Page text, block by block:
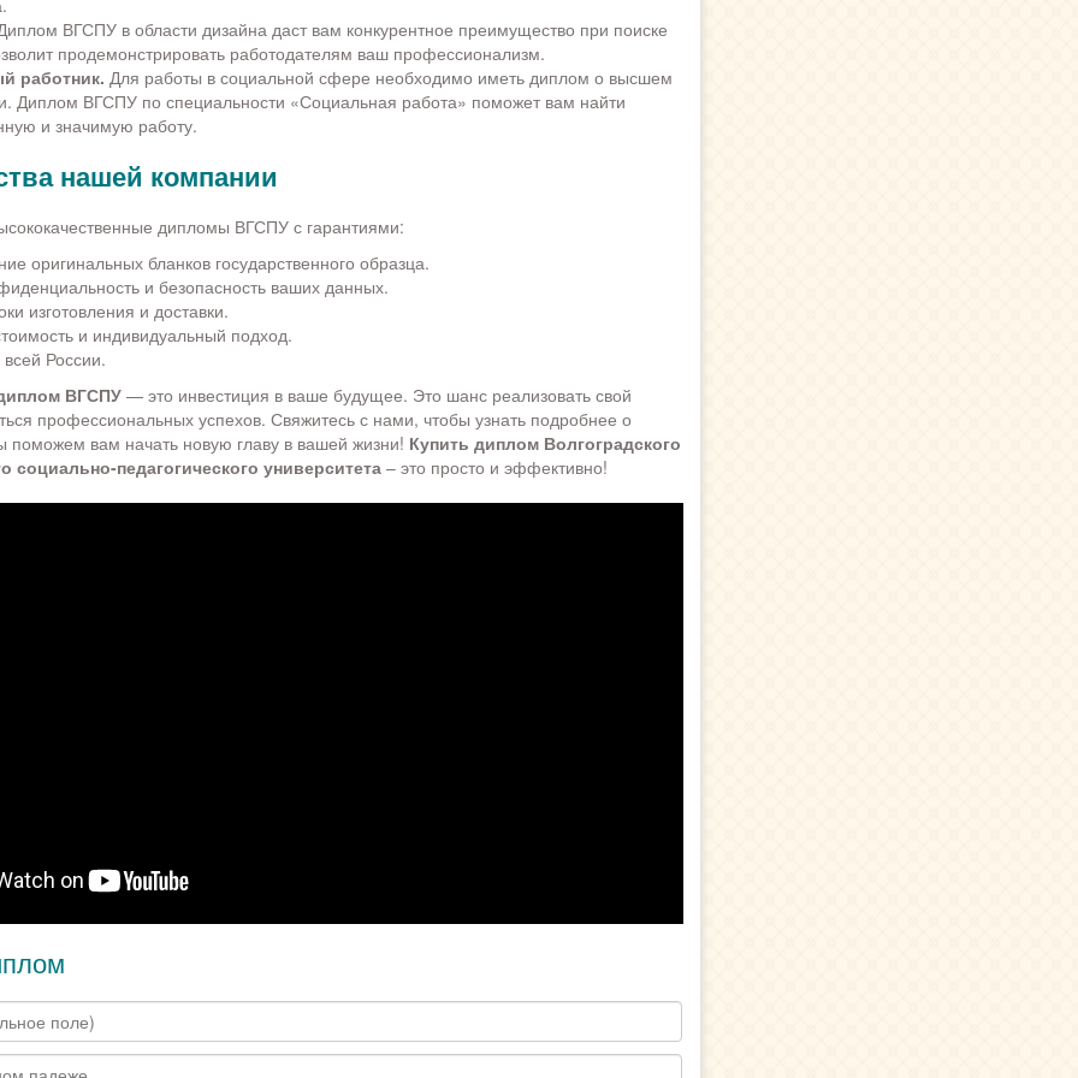
ВГСПУ в области дизайна даст вам конкурентное преимущество при поиске
продемонстрировать работодателям ваш профессионализм.
работник. Для работы в социальной сфере необходимо иметь диплом о высшем
Диплом ВГСПУ по специальности «Социальная работа» поможет вам найти
и значимую работу.
нашей компании
дипломы ВГСПУ с гарантиями:
оригинальных бланков государственного образца.
и безопасность ваших данных.
изготовления и доставки.
и индивидуальный подход.
России.
ВГСПУ— это инвестиция в ваше будущее. Это шанс реализовать свой
профессиональных успехов. Свяжитесь с нами, чтобы узнать подробнее о
поможем вам начать новую главу в вашей жизни! Купить диплом Волгоградского
социально-педагогического университета– это просто и эффективно!